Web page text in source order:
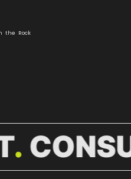
the Rock